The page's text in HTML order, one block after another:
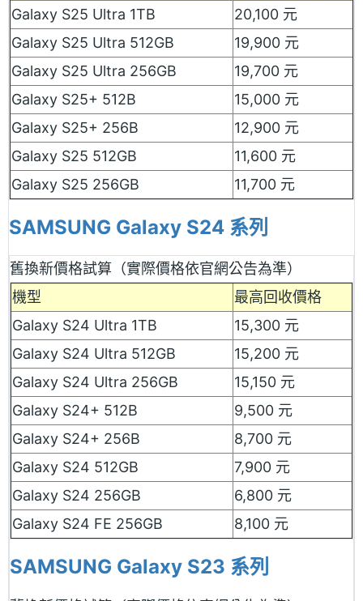
Galaxy S25 Ultra 1TB
20,100 元
Galaxy S25 Ultra 512GB
19,900 元
Galaxy S25 Ultra 256GB
19,700 元
Galaxy S25+ 512B
15,000 元
Galaxy S25+ 256B
12,900 元
Galaxy S25 512GB
11,600 元
Galaxy S25 256GB
11,700 元
SAMSUNG Galaxy S24 系列
舊換新價格試算（實際價格依官網公告為準）
機型
最高回收價格
Galaxy S24 Ultra 1TB
15,300 元
Galaxy S24 Ultra 512GB
15,200 元
Galaxy S24 Ultra 256GB
15,150 元
Galaxy S24+ 512B
9,500 元
Galaxy S24+ 256B
8,700 元
Galaxy S24 512GB
7,900 元
Galaxy S24 256GB
6,800 元
Galaxy S24 FE 256GB
8,100 元
SAMSUNG Galaxy S23 系列